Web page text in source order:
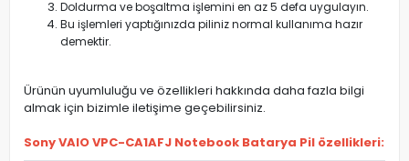
Doldurma ve boşaltma işlemini en az 5 defa uygulayın.
Bu işlemleri yaptığınızda piliniz normal kullanıma hazır
demektir.
Ürünün uyumluluğu ve özellikleri hakkında daha fazla bilgi
almak için bizimle iletişime geçebilirsiniz.
Sony VAIO VPC-CA1AFJ Notebook Batarya Pil özellikleri: